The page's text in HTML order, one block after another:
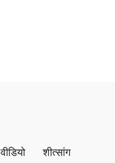
वीडियो शीत्सांग